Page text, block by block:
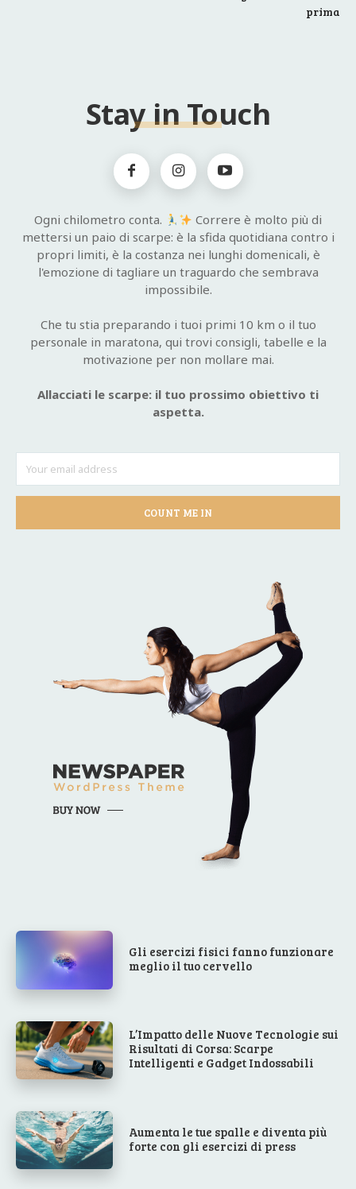
prima
Stay in Touch
Ogni chilometro conta.
Correre è molto più di
mettersi un paio di scarpe: è la sfida quotidiana contro i
propri limiti, è la costanza nei lunghi domenicali, è
l'emozione di tagliare un traguardo che sembrava
impossibile.
Che tu stia preparando i tuoi primi 10 km o il tuo
personale in maratona, qui trovi consigli, tabelle e la
motivazione per non mollare mai.
Allacciati le scarpe: il tuo prossimo obiettivo ti
aspetta.
COUNT ME IN
Gli esercizi fisici fanno funzionare
meglio il tuo cervello
L’Impatto delle Nuove Tecnologie sui
Risultati di Corsa: Scarpe
Intelligenti e Gadget Indossabili
Aumenta le tue spalle e diventa più
forte con gli esercizi di press